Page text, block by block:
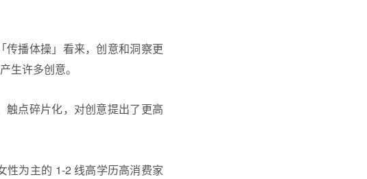
播体操」看来，创意和洞察更
生许多创意。
点碎片化，对创意提出了更高
性为主的 1-2 线高学历高消费家